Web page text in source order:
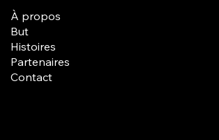
À propos
But
Histoires
Partenaires
Contact